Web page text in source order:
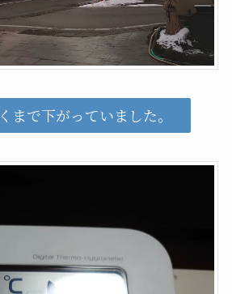
で下がっていました。